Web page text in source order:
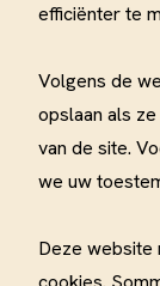
efficiënter te
Volgens de
opslaan als
van de site.
we uw
Deze website